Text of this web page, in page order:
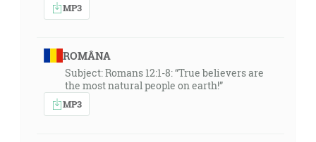
MP3
ROMÂNA
Subject: Romans 12:1-8: “True believers are
the most natural people on earth!”
MP3